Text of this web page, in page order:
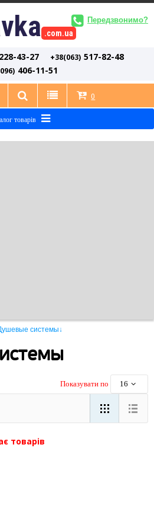
.com.ua
228-43-27 +38(063) 517-82-48
406-11-51
Передзвонимо?
0
товарів
системы↓
Показувати по 16
товарів